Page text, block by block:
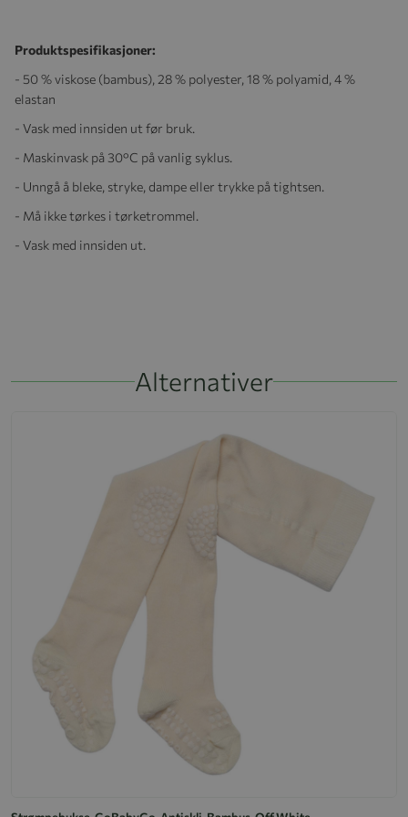
Produktspesifikasjoner:
- 50 % viskose (bambus), 28 % polyester, 18 % polyamid, 4 %
elastan
- Vask med innsiden ut før bruk.
- Maskinvask på 30°C på vanlig syklus.
- Unngå å bleke, stryke, dampe eller trykke på tightsen.
- Må ikke tørkes i tørketrommel.
- Vask med innsiden ut.
Alternativer